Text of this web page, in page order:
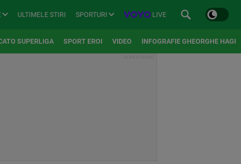
ULTIMELE STIRI SPORTURI LIVE
SUPERLIGA SPORT EROI VIDEO INFOGRAFIE GHEORGHE HAGI